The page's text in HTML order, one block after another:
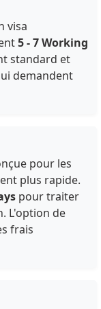
visa
5 - 7 Working
standard et
demandent
pour les
plus rapide.
pour traiter
L'option de
frais